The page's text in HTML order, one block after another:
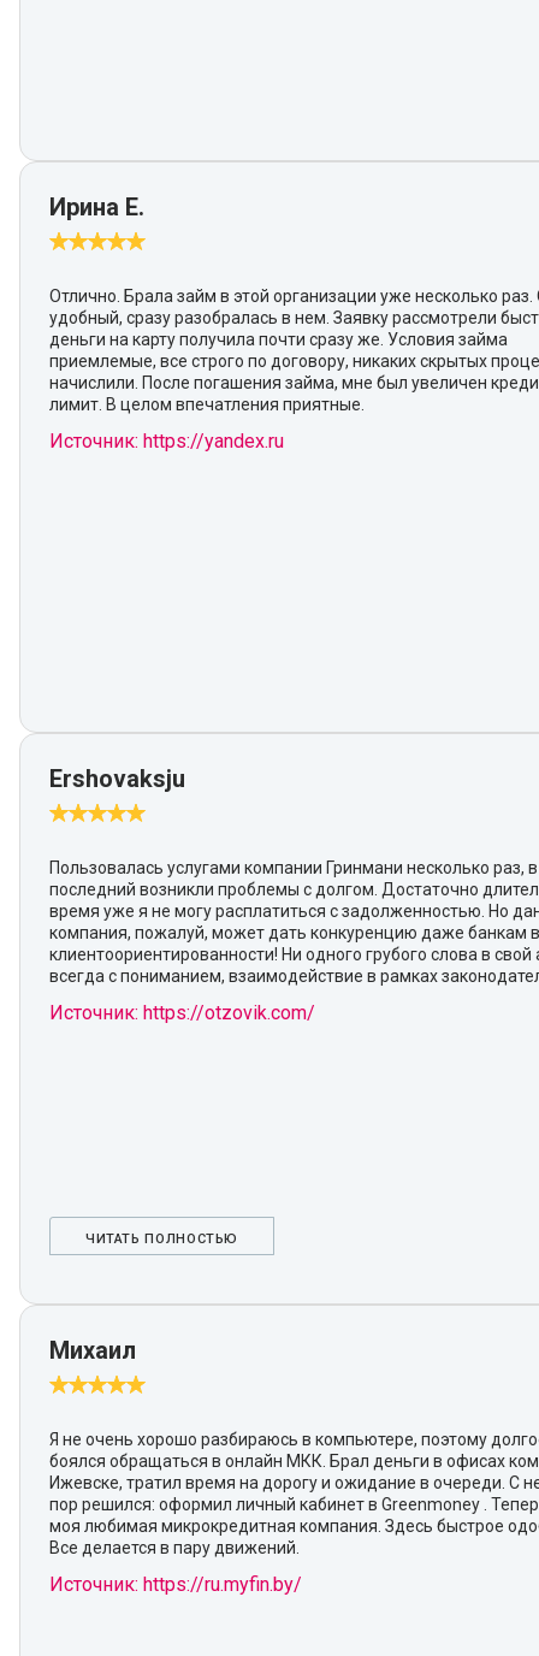
Ирина Е.
Отлично. Брала займ в этой организации уже несколько раз.
удобный, сразу разобралась в нем. Заявку рассмотрели
деньги на карту получила почти сразу же. Условия займа
приемлемые, все строго по договору, никаких скрытых
начислили. После погашения займа, мне был увеличен
лимит. В целом впечатления приятные.
Источник: https://yandex.ru
Ershovaksju
Пользовалась услугами компании Гринмани несколько раз, в
последний возникли проблемы с долгом. Достаточно
время уже я не могу расплатиться с задолженностью. Но
компания, пожалуй, может дать конкуренцию даже банкам в
клиентоориентированности! Ни одного грубого слова в свой
всегда с пониманием, взаимодействие в рамках
Источник: https://otzovik.com/
ЧИТАТЬ ПОЛНОСТЬЮ
Михаил
Я не очень хорошо разбираюсь в компьютере, поэтому
боялся обращаться в онлайн МКК. Брал деньги в офисах
Ижевске, тратил время на дорогу и ожидание в очереди. С
пор решился: оформил личный кабинет в Greenmoney .
моя любимая микрокредитная компания. Здесь быстрое
Все делается в пару движений.
Источник: https://ru.myfin.by/